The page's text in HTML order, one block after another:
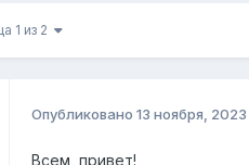
1 из 2
Опубликовано 13 ноября, 2023
Всем, привет!